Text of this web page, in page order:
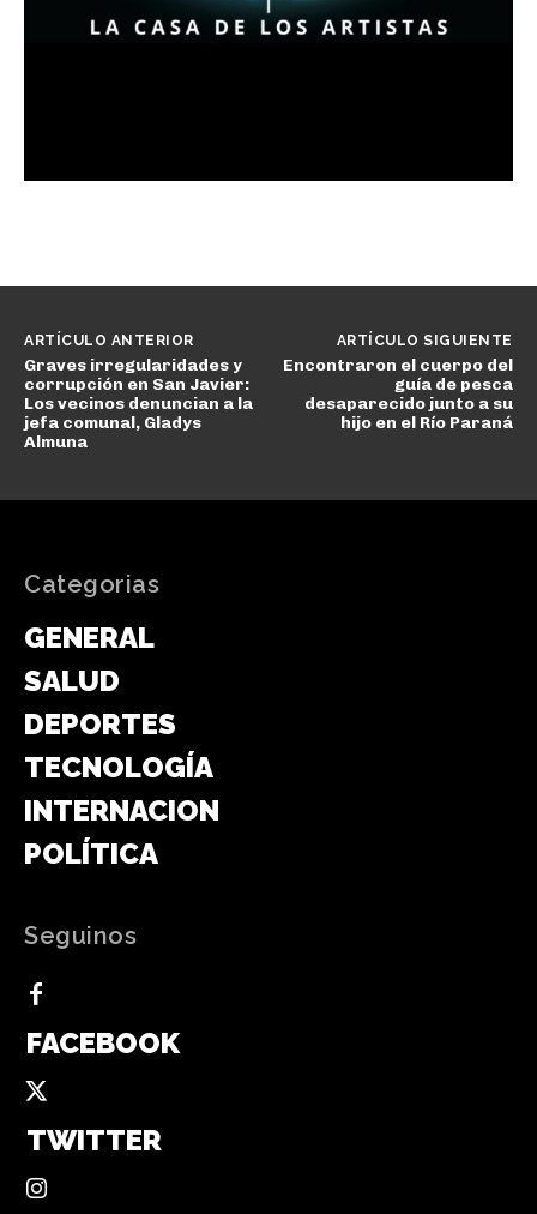
ARTÍCULO ANTERIOR
Graves irregularidades y
corrupción en San Javier:
Los vecinos denuncian a la
jefa comunal, Gladys
Almuna
ARTÍCULO SIGUIENTE
Encontraron el cuerpo del
guía de pesca
desaparecido junto a su
hijo en el Río Paraná
Categorias
GENERAL
SALUD
DEPORTES
TECNOLOGÍA
INTERNACIONAL
POLÍTICA
Seguinos
FACEBOOK
TWITTER